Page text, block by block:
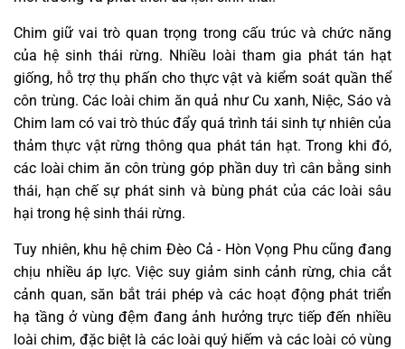
Chim giữ vai trò quan trọng trong cấu trúc và chức năng
của hệ sinh thái rừng. Nhiều loài tham gia phát tán hạt
giống, hỗ trợ thụ phấn cho thực vật và kiểm soát quần thể
côn trùng. Các loài chim ăn quả như Cu xanh, Niệc, Sáo và
Chim lam có vai trò thúc đẩy quá trình tái sinh tự nhiên của
thảm thực vật rừng thông qua phát tán hạt. Trong khi đó,
các loài chim ăn côn trùng góp phần duy trì cân bằng sinh
thái, hạn chế sự phát sinh và bùng phát của các loài sâu
hại trong hệ sinh thái rừng.
Tuy nhiên, khu hệ chim Đèo Cả - Hòn Vọng Phu cũng đang
chịu nhiều áp lực. Việc suy giảm sinh cảnh rừng, chia cắt
cảnh quan, săn bắt trái phép và các hoạt động phát triển
hạ tầng ở vùng đệm đang ảnh hưởng trực tiếp đến nhiều
loài chim, đặc biệt là các loài quý hiếm và các loài có vùng